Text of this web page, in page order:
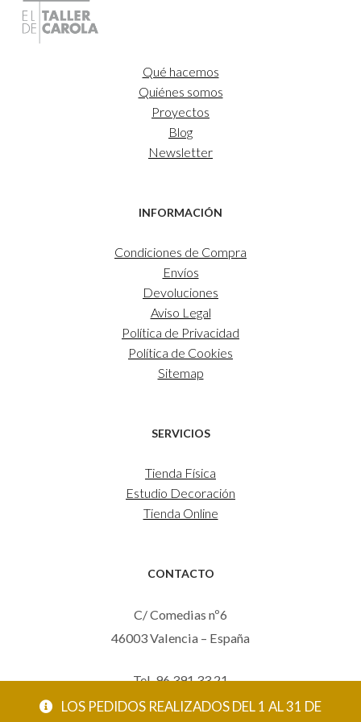
LOS PEDIDOS REALIZADOS DEL 1 AL 31 DE
Qué hacemos
Quiénes somos
Proyectos
Blog
Newsletter
INFORMACIÓN
Condiciones de Compra
Envíos
Devoluciones
Aviso Legal
Política de Privacidad
Política de Cookies
Sitemap
SERVICIOS
Tienda Física
Estudio Decoración
Tienda Online
CONTACTO
C/ Comedias nº6
46003 Valencia – España
Tel. 96 391 33 21
Mov. 620 123 461